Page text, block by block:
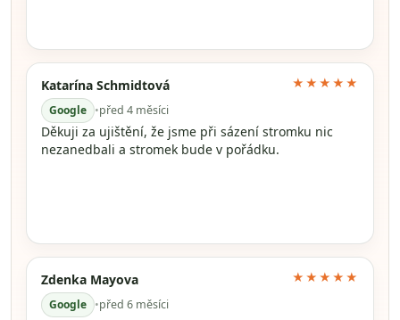
Katarína Schmidtová
Google •před 4 měsíci
★★★★★
Děkuji za ujištění, že jsme při sázení stromku nic
nezanedbali a stromek bude v pořádku.
Zdenka Mayova
Google •před 6 měsíci
★★★★★